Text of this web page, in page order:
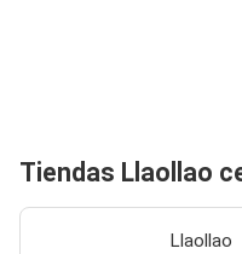
Tiendas Llaollao
Llaollao